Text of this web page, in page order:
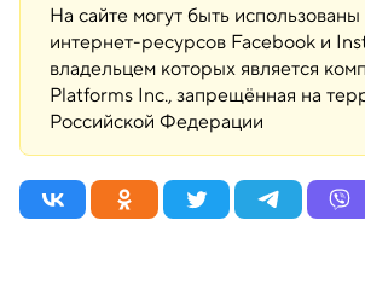
На сайте могут быть
интернет-ресурсов Facebook и
владельцем которых является
Platforms Inc., запрещённая на
Российской Федерации